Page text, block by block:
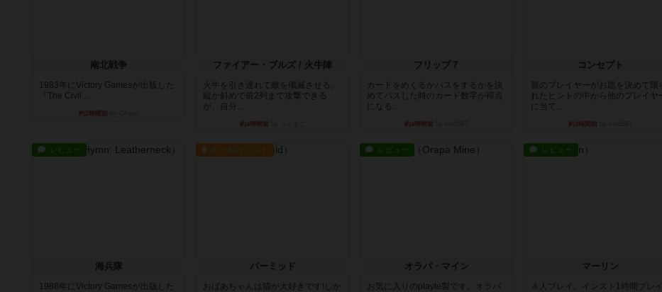
南北戦争
1983年にVictory Gamesが出版した
『The Civil ...
約2時間前
ファイアー・ブルズ / 火牛陣
火牛を引き連れて敵を殲滅させる。
縦か斜めで前2列まで攻撃できる
が、自分...
約4時間前
フリップ７
カードをめくるかパスをするかを決
めてパスした時のカード数字が得点
になる...
約4時間前
コンセプト
親のプレイヤーがお題を決めて限
れたヒントの中から他のプレイヤ
に当て...
約4時間前
レビュー
海兵隊
1988年にVictory Gamesが出版した
ルール/インスト
パーミッド
おばあちゃんは猫が大好きです!しか
レビュー
オラパ・マイン
お気に入りのplayte製です。オラパ
レビュー
マーリン
４人プレイ。インスト1時間プレ